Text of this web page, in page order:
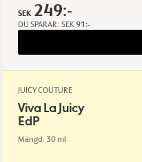
SEK 249:-
DU SPARAR: SEK 91:-
JUICY COUTURE
Viva La Juicy
EdP
Mängd: 30 ml